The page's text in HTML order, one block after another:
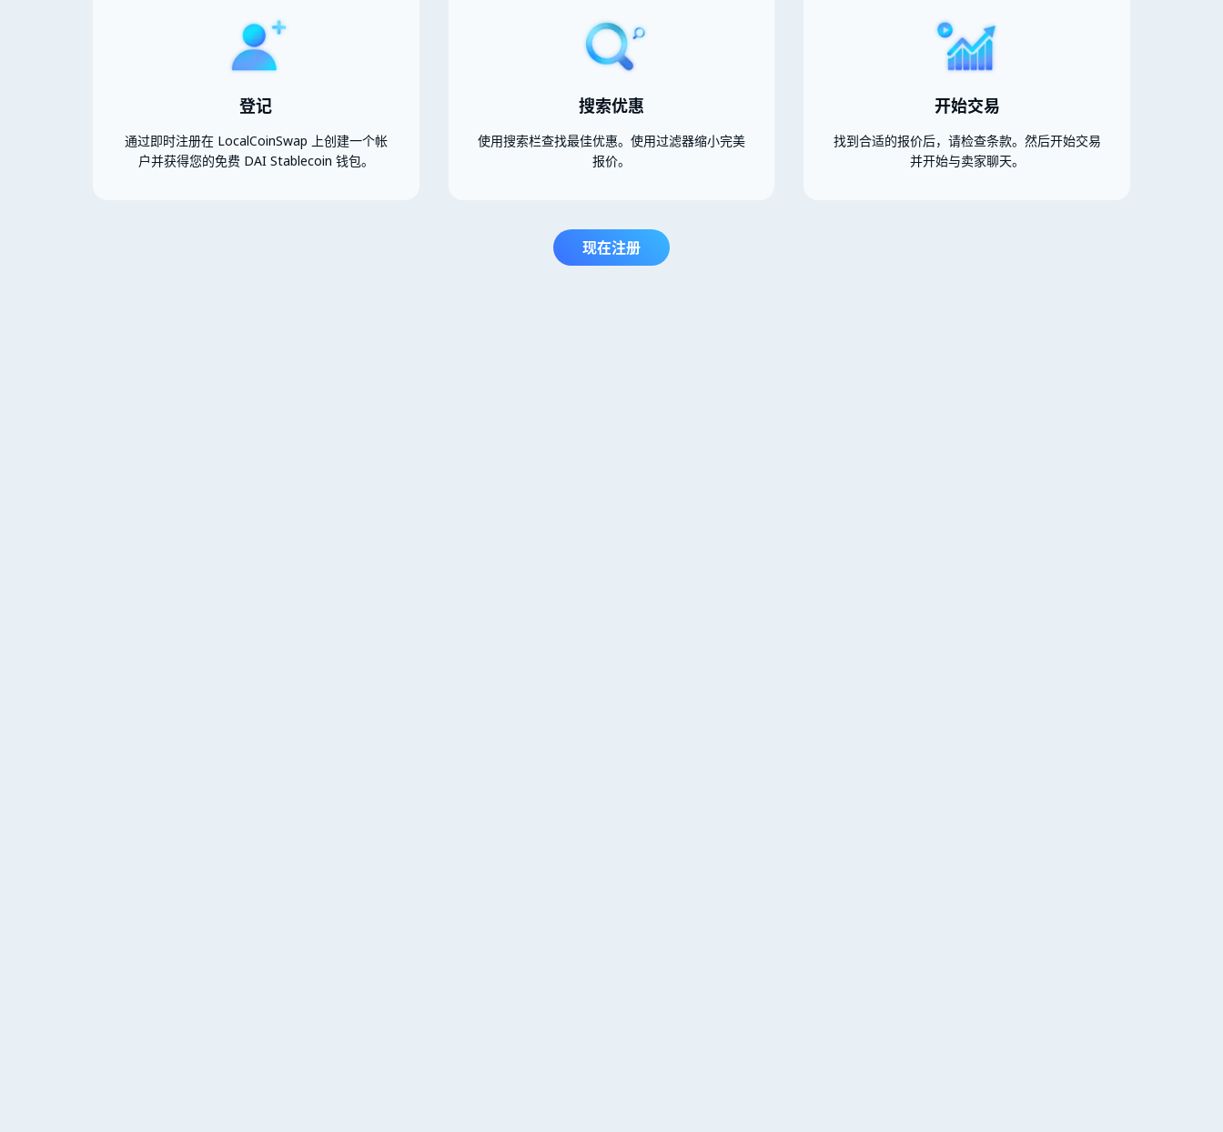
登记
通过即时注册在 LocalCoinSwap 上创建一个帐
户并获得您的免费 DAI Stablecoin 钱包。
搜索优惠
使用搜索栏查找最佳优惠。使用过滤器缩小完美
报价。
开始交易
找到合适的报价后，请检查条款。然后开始交易
并开始与卖家聊天。
现在注册